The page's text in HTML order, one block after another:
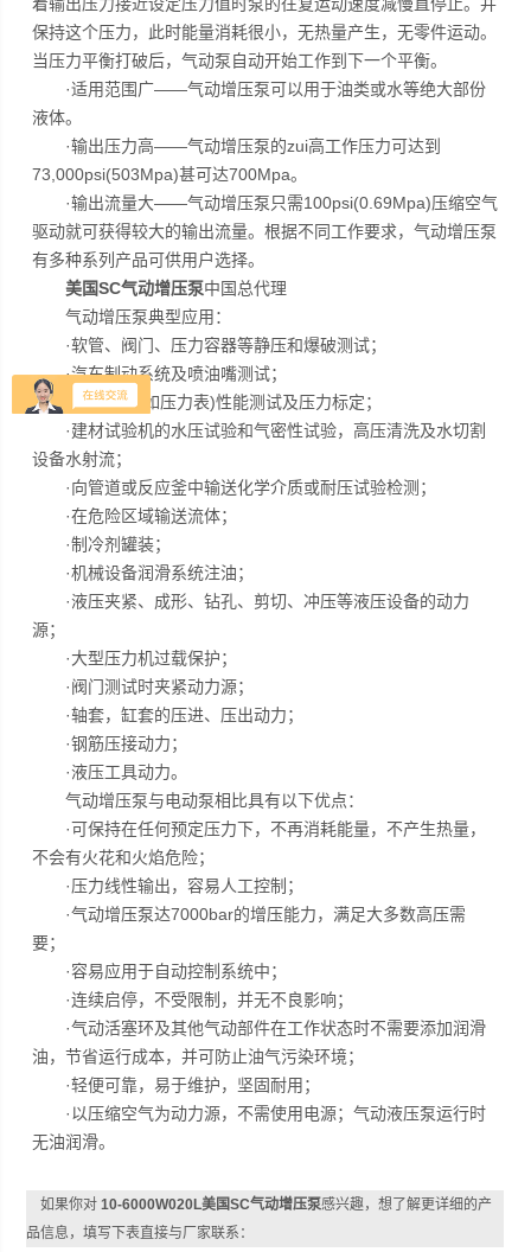
保持这个压力，此时能量消耗很小，无热量产生，无零件运动。
当压力平衡打破后，气动泵自动开始工作到下一个平衡。
·适用范围广——气动增压泵可以用于油类或水等绝大部份
液体。
·输出压力高——气动增压泵的zui高工作压力可达到
73,000psi(503Mpa)甚可达700Mpa。
·输出流量大——气动增压泵只需100psi(0.69Mpa)压缩空气
驱动就可获得较大的输出流量。根据不同工作要求，气动增压泵
有多种系列产品可供用户选择。
美国SC气动增压泵中国总代理
气动增压泵典型应用：
·软管、阀门、压力容器等静压和爆破测试；
·汽车制动系统及喷油嘴测试；
·仪器仪表(如压力表)性能测试及压力标定；
·建材试验机的水压试验和气密性试验，高压清洗及水切割
设备水射流；
·向管道或反应釜中输送化学介质或耐压试验检测；
·在危险区域输送流体；
·制冷剂罐装；
·机械设备润滑系统注油；
·液压夹紧、成形、钻孔、剪切、冲压等液压设备的动力
源；
·大型压力机过载保护；
·阀门测试时夹紧动力源；
·轴套，缸套的压进、压出动力；
·钢筋压接动力；
·液压工具动力。
气动增压泵与电动泵相比具有以下优点：
·可保持在任何预定压力下，不再消耗能量，不产生热量，
不会有火花和火焰危险；
·压力线性输出，容易人工控制；
·气动增压泵达7000bar的增压能力，满足大多数高压需
要；
·容易应用于自动控制系统中；
·连续启停，不受限制，并无不良影响；
·气动活塞环及其他气动部件在工作状态时不需要添加润滑
油，节省运行成本，并可防止油气污染环境；
·轻便可靠，易于维护，坚固耐用；
·以压缩空气为动力源，不需使用电源；气动液压泵运行时
无油润滑。
如果你对10-6000W020L美国SC气动增压泵感兴趣，想了解更详细的产
品信息，填写下表直接与厂家联系：